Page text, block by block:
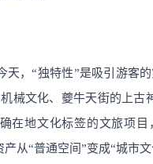
天，“独特性”是吸引游客
械文化、夔牛天街的上古
在地文化标签的文旅项
从“普通空间”变成“城市